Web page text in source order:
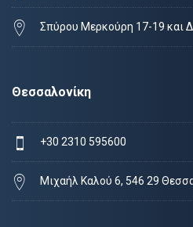
Σπύρου Μερκούρη 17-19 και
Θεσσαλονίκη
+30 2310 595600
Μιχαήλ Καλού 6, 546 29